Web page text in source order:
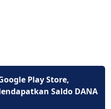
Play Store,
Saldo DANA